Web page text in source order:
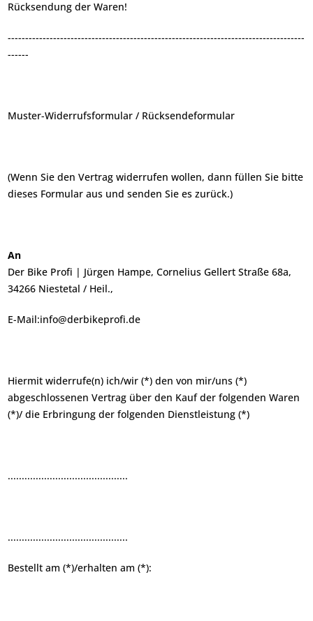
Rücksendung der Waren!
-------------------------------------------------------------------------------------
------
Muster-Widerrufsformular / Rücksendeformular
(Wenn Sie den Vertrag widerrufen wollen, dann füllen Sie bitte
dieses Formular aus und senden Sie es zurück.)
An
Der Bike Profi | Jürgen Hampe, Cornelius Gellert Straße 68a,
34266 Niestetal / Heil.,
E-Mail:info@derbikeprofi.de
Hiermit widerrufe(n) ich/wir (*) den von mir/uns (*)
abgeschlossenen Vertrag über den Kauf der folgenden Waren
(*)/ die Erbringung der folgenden Dienstleistung (*)
...........................................
...........................................
Bestellt am (*)/erhalten am (*):